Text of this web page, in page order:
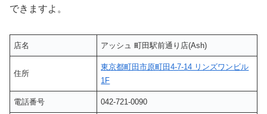
できますよ。
店名 アッシュ 町田駅前通り店(Ash)
住所
東京都町田市原町田4-7-14 リンズワンビル
1F
電話番号 042-721-0090